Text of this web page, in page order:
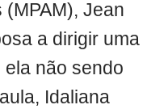
(MPAM), Jean
a dirigir uma
não sendo
Idaliana